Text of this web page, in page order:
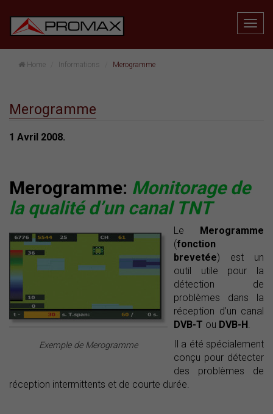
Home Informations Merogramme
Merogramme
1 Avril 2008.
Merogramme: Monitorage de
la qualité d’un canal TNT
Exemple de Merogramme
Le Merogramme
(fonction
brevetée) est un
outil utile pour la
détection de
problèmes dans la
réception d’un canal
DVB-T ou DVB-H.
Il a été spécialement
conçu pour détecter
des problèmes de
réception intermittents et de courte durée.